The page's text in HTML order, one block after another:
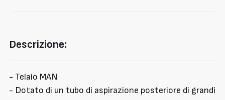
Descrizione:
- Telaio MAN
- Dotato di un tubo di aspirazione posteriore di grandi